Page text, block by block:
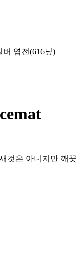
버 엽전(616닢)
새것은 아니지만 깨끗